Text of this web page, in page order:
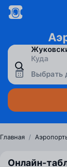
Выбрать
Главная /
Онлайн-